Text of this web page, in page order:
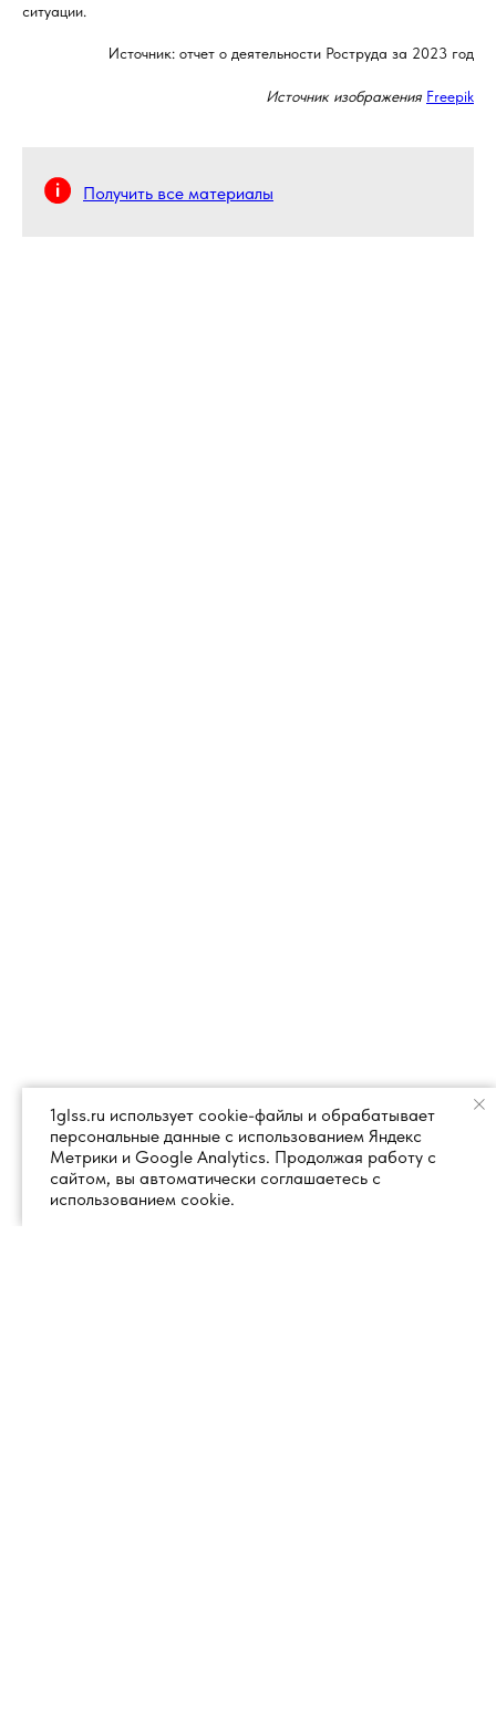
ситуации.
Источник: отчет о деятельности Роструда за 2023 год
Источник изображения Freepik
Получить все материалы
1glss.ru использует cookie-файлы и обрабатывает
персональные данные с использованием Яндекс
Метрики и Google Analytics. Продолжая работу с
сайтом, вы автоматически соглашаетесь с
использованием cookie.